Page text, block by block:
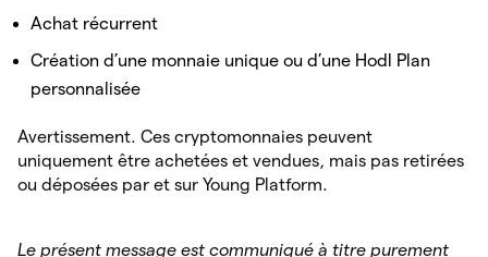
Achat récurrent
Création d’une monnaie unique ou d’une Hodl Plan
personnalisée
Avertissement. Ces cryptomonnaies peuvent
uniquement être achetées et vendues, mais pas retirées
ou déposées par et sur Young Platform.
Le présent message est communiqué à titre purement